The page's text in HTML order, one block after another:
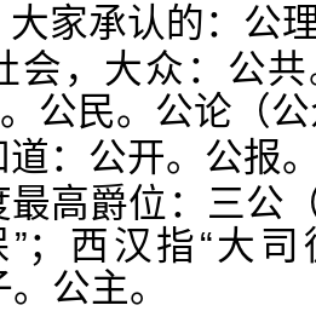
家承认的：公
，大众：公
公民。公论（
：公开。公报
高爵位：三公
”；西汉指“大
公主。